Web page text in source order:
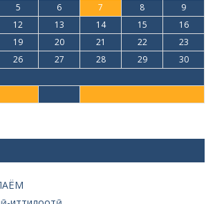
5 6 7 8
9
12 13 14 15
16
19 20 21 22
23
26 27 28 29
30